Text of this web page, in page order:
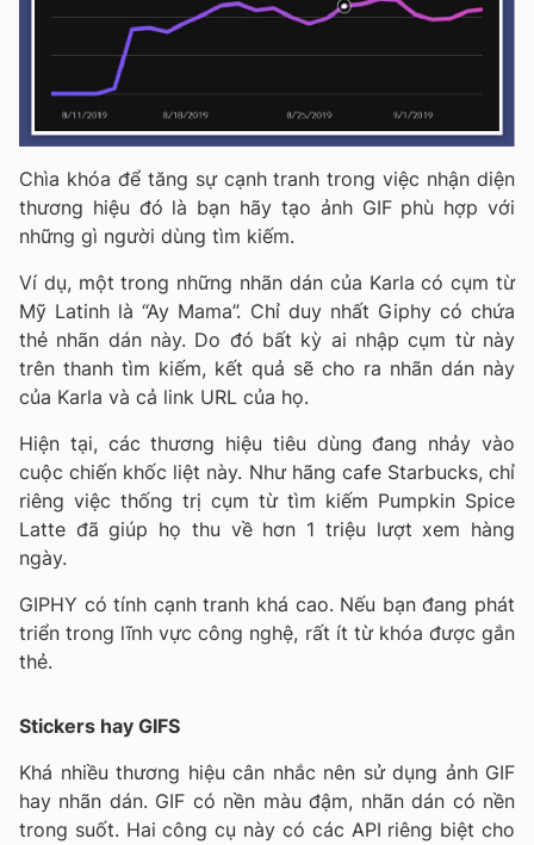
Chìa khóa để tăng sự cạnh tranh trong việc nhận diện
thương hiệu đó là bạn hãy tạo ảnh GIF phù hợp với
những gì người dùng tìm kiếm.
Ví dụ, một trong những nhãn dán của Karla có cụm từ
Mỹ Latinh là “Ay Mama”. Chỉ duy nhất Giphy có chứa
thẻ nhãn dán này. Do đó bất kỳ ai nhập cụm từ này
trên thanh tìm kiếm, kết quả sẽ cho ra nhãn dán này
của Karla và cả link URL của họ.
Hiện tại, các thương hiệu tiêu dùng đang nhảy vào
cuộc chiến khốc liệt này. Như hãng cafe Starbucks, chỉ
riêng việc thống trị cụm từ tìm kiếm Pumpkin Spice
Latte đã giúp họ thu về hơn 1 triệu lượt xem hàng
ngày.
GIPHY có tính cạnh tranh khá cao. Nếu bạn đang phát
triển trong lĩnh vực công nghệ, rất ít từ khóa được gắn
thẻ.
Stickers hay GIFS
Khá nhiều thương hiệu cân nhắc nên sử dụng ảnh GIF
hay nhãn dán. GIF có nền màu đậm, nhãn dán có nền
trong suốt. Hai công cụ này có các API riêng biệt cho